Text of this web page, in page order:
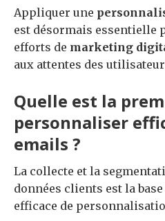
Appliquer une
est désormais essentielle
efforts de marketing
aux attentes des
Quelle est la
personnaliser
emails ?
La collecte et la
données clients est la
efficace de